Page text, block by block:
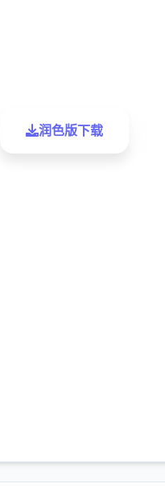
润色版下载